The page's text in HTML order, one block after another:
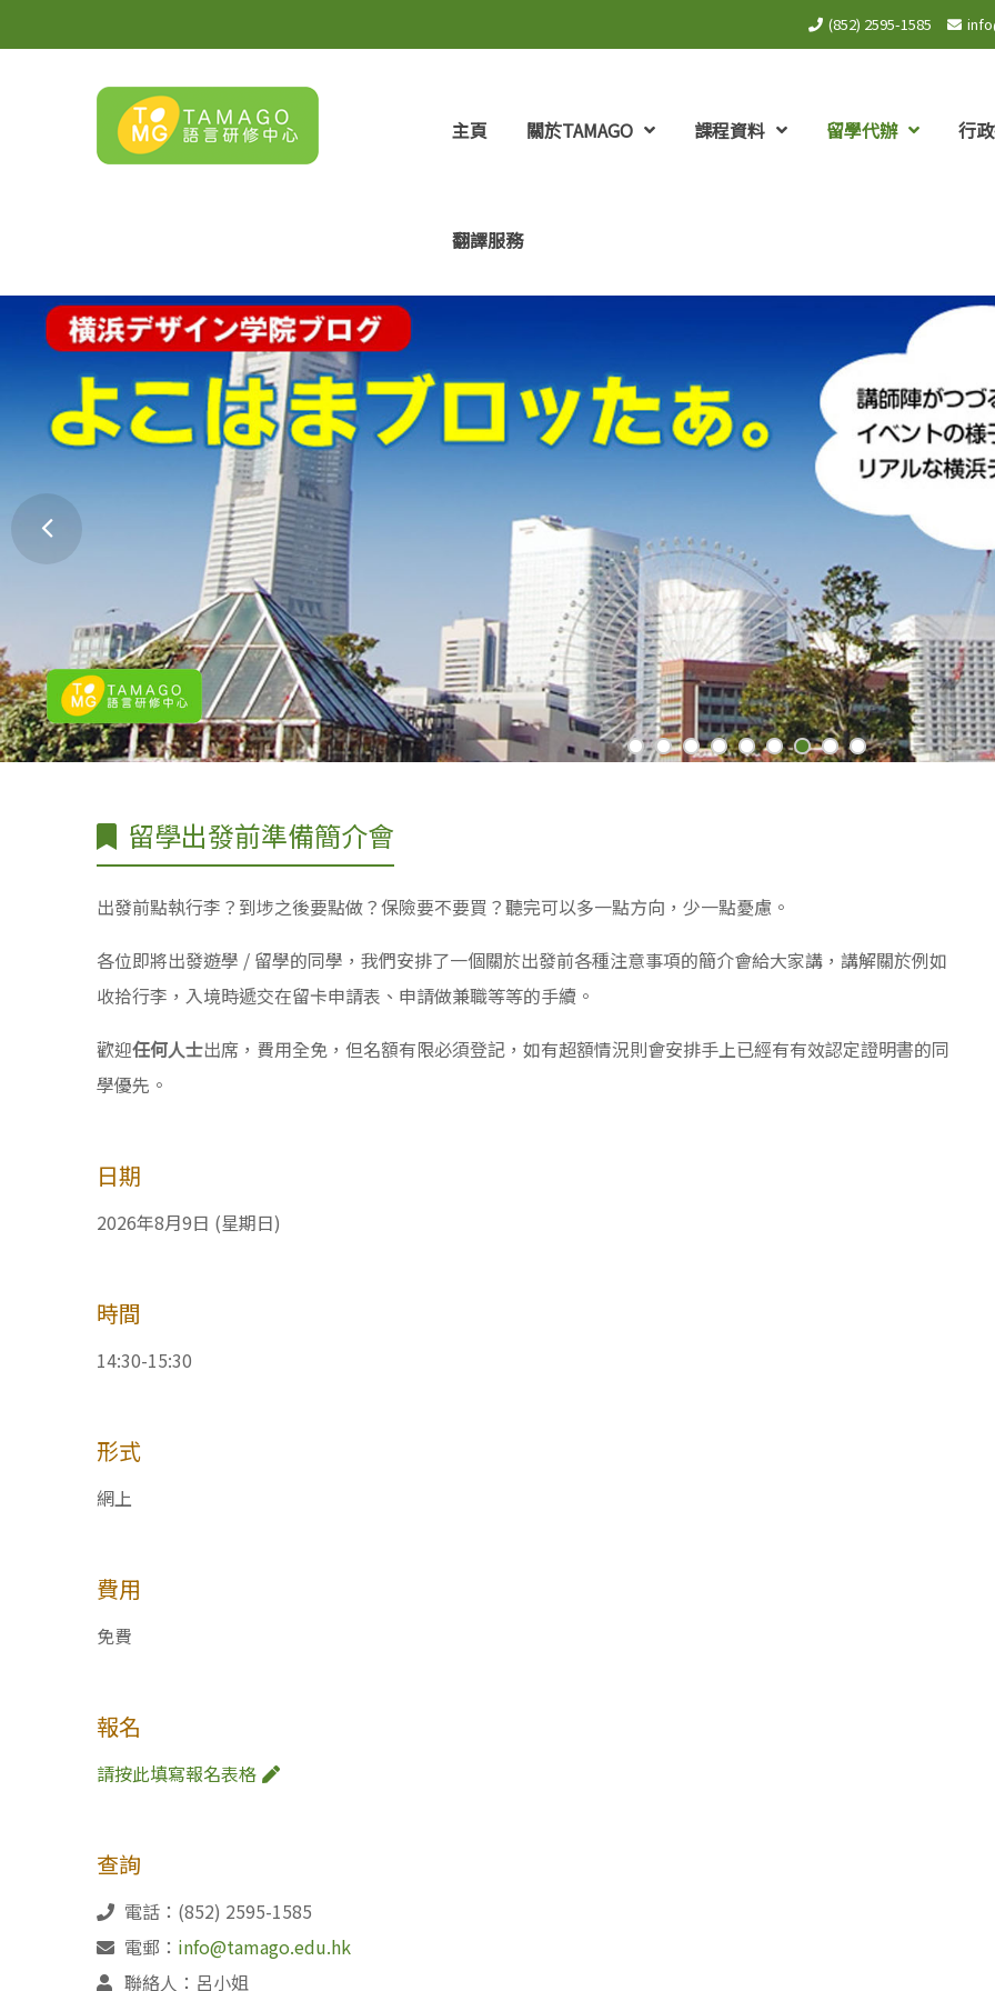
(852) 2595-1585
主頁 關於TAMAGO 課程資料 留學代辦 行
翻譯服務
留學出發前準備簡介會
出發前點執行李？到埗之後要點做？保險要不要買？聽完可以多一點方向，少一點憂慮。
各位即將出發遊學 / 留學的同學，我們安排了一個關於出發前各種注意事項的簡介會給大家講，講解關於例如
收拾行李，入境時遞交在留卡申請表、申請做兼職等等的手續。
歡迎任何人士出席，費用全免，但名額有限必須登記，如有超額情況則會安排手上已經有有效認定證明書的同
學優先。
日期
2026年8月9日 (星期日)
時間
14:30-15:30
形式
網上
費用
免費
報名
請按此填寫報名表格
查詢
電話：(852) 2595-1585
電郵： info@tamago.edu.hk
聯絡人：呂小姐